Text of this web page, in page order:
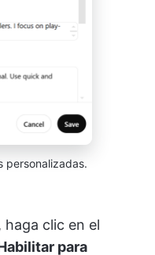
personalizadas.
haga clic en el
para